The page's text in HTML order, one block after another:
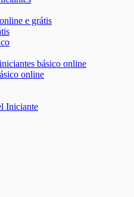
online